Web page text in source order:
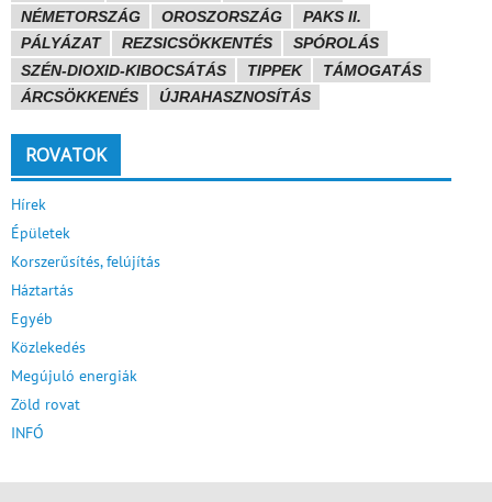
NÉMETORSZÁG
OROSZORSZÁG
PAKS II.
PÁLYÁZAT
REZSICSÖKKENTÉS
SPÓROLÁS
SZÉN-DIOXID-KIBOCSÁTÁS
TIPPEK
TÁMOGATÁS
ÁRCSÖKKENÉS
ÚJRAHASZNOSÍTÁS
ROVATOK
Hírek
Épületek
Korszerűsítés, felújítás
Háztartás
Egyéb
Közlekedés
Megújuló energiák
Zöld rovat
INFÓ